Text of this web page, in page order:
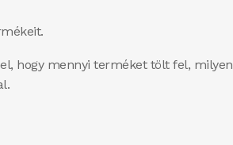
hogy mennyi terméket tölt fel, milyen